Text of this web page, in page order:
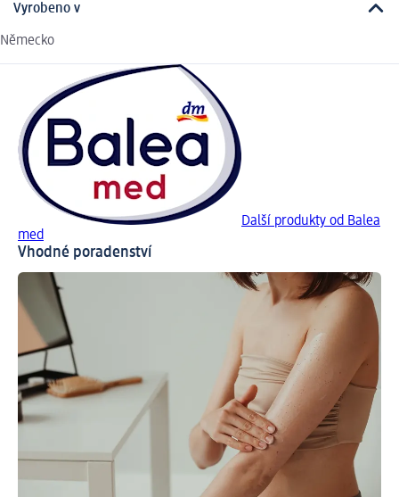
Vyrobeno v
Německo
Další produkty od Balea
med
Vhodné poradenství